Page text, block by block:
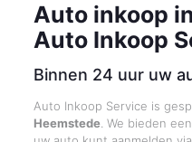
Auto inkoop
Auto Inkoop
Binnen 24 uur uw
Auto Inkoop Service is
Heemstede. We bieden